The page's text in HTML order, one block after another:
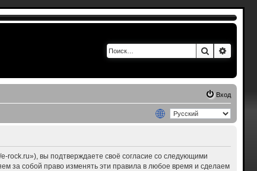
Поиск
Вход
вы подтверждаете своё согласие со следующими
за собой право изменять эти правила в любое время и сделаем